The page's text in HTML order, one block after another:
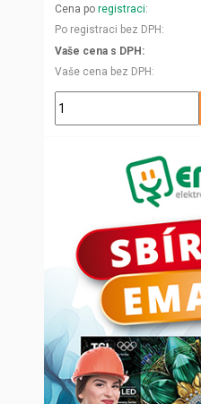
Cena po registraci
Po registraci bez DPH
Vaše cena s DPH
Vaše cena bez DPH